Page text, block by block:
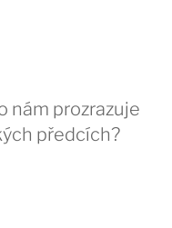
nám prozrazuje
předcích?